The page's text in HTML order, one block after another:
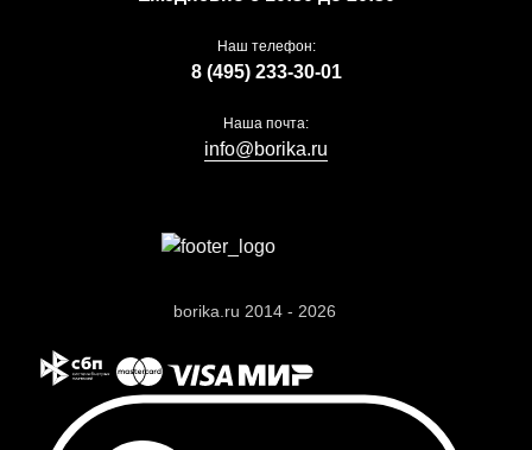
borika.ru 2014 - 2026
Наш телефон:
8 (495) 233-30-01
Наша почта:
info@borika.ru